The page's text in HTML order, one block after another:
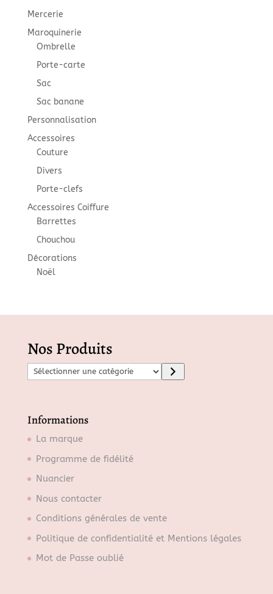
Mercerie
Maroquinerie
Ombrelle
Porte-carte
Sac
Sac banane
Personnalisation
Accessoires
Couture
Divers
Porte-clefs
Accessoires Coiffure
Barrettes
Chouchou
Décorations
Noël
Nos Produits
e
i
o
e
r
Informations
La marque
Programme de fidélité
Nuancier
Nous contacter
Conditions générales de vente
Politique de confidentialité et Mentions légales
Mot de Passe oublié